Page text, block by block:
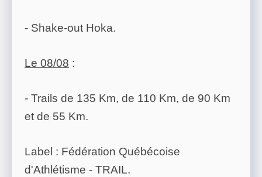
- Shake-out Hoka.
Le 08/08 :
- Trails de 135 Km, de 110 Km, de 90 Km
et de 55 Km.
Label : Fédération Québécoise
d'Athlétisme - TRAIL.